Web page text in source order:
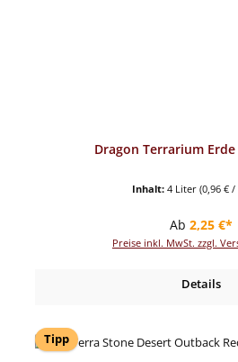
Dragon Terrarium
Inhalt: 4 Liter (0,96 €
Regulärer
Ab 2,25 €*
Preise inkl. MwSt. zzgl.
Details
Tipp